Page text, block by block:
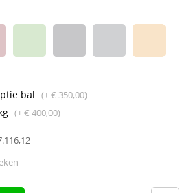
bal (+ € 350,00)
(+ € 400,00)